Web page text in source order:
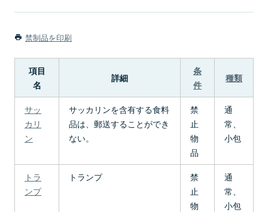
禁制品を印刷
項目
名
詳細
条
件
種類
サッ
カリ
ン
サッカリンを含有する食料
品は、郵送することができ
ない。
禁
止
物
品
通
常、
小包
トラ
ンプ
トランプ
禁
止
物
通
常、
小包